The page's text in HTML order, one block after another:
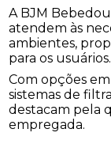
A BJM
atendem às
ambientes,
para os usuários.
Com opções
sistemas de
destacam pela
empregada.